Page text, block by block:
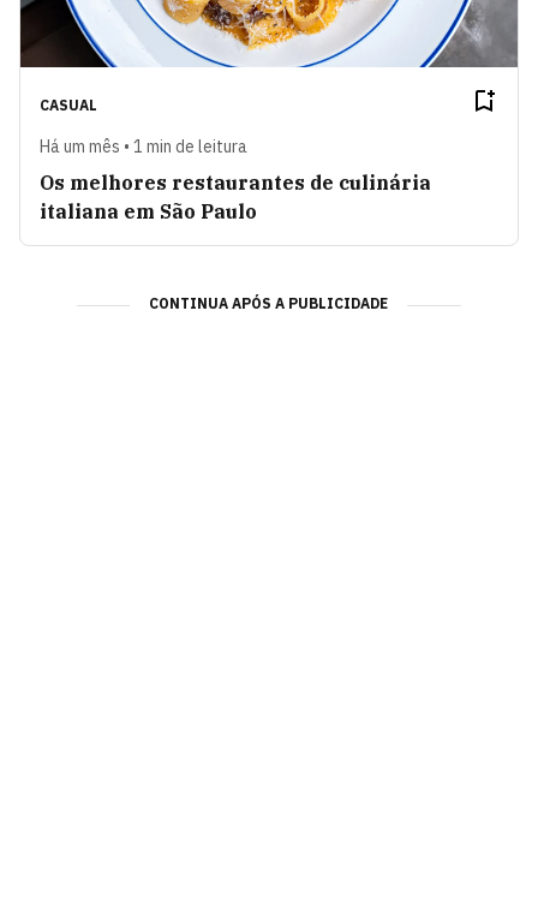
CASUAL
Há um mês • 1 min de leitura
Os melhores restaurantes de culinária
italiana em São Paulo
CONTINUA APÓS A PUBLICIDADE